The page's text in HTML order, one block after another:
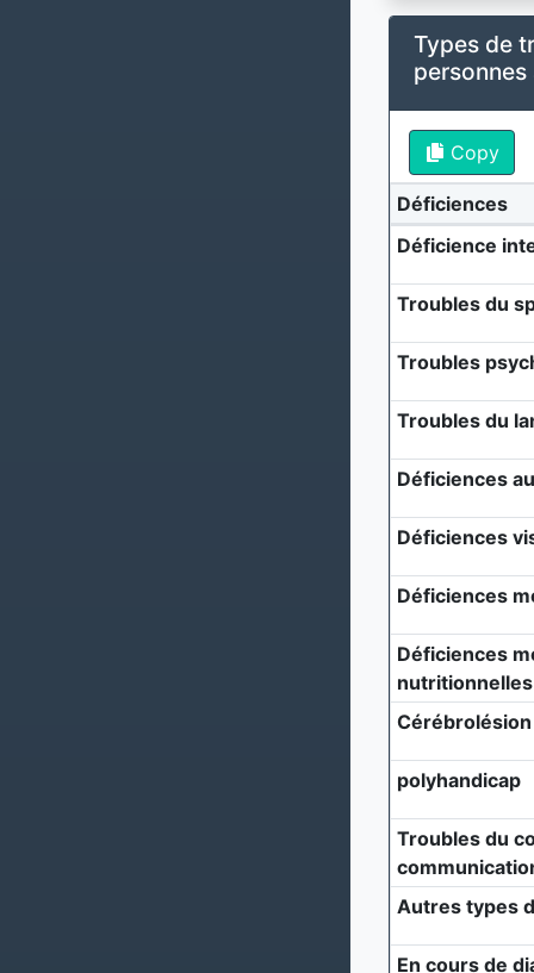
Types de
Copy
Déficiences
Déficience
Troubles du
Troubles
Troubles du
Déficiences
Déficiences
Déficiences
Déficiences
nutritionnelles
Cérébrolésion
polyhandicap
Troubles du
Autres types
En cours de